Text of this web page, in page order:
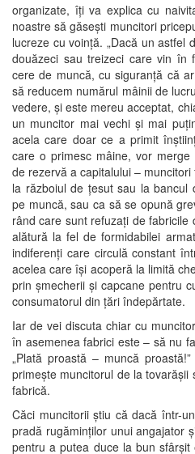
organizate, îți va explica cu
noastre să găsești muncitori
lucreze cu voință. „Dacă un astfel
douăzeci sau treizeci care vin
cere de muncă, cu siguranță că
să reducem numărul mâinii de
vedere, și este mereu acceptat,
un muncitor mai vechi și mai
acela care doar ce a primit
care o primesc mâine, vor
de rezervă a capitalului –
la războiul de țesut sau la
pe muncă, sau ca să se opună
rând care sunt refuzați de
alătură la fel de formidabilei
indiferenți care circulă constant
acelea care își acoperă la limită
prin șmecherii și capcane pentru
consumatorul din țări îndepărtate.
Iar de vei discuta chiar cu
în asemenea fabrici este – să nu
„Plată proastă – muncă
primește muncitorul de la
fabrică.
Căci muncitorii știu că dacă într-
pradă rugăminților unui angajator
pentru a putea duce la bun